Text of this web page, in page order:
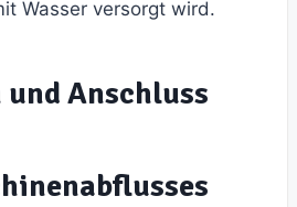
Wasser versorgt wird.
Anschluss